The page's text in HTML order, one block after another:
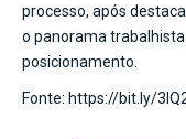
processo, após
o panorama
posicionamento.
Fonte: https://bit.ly/